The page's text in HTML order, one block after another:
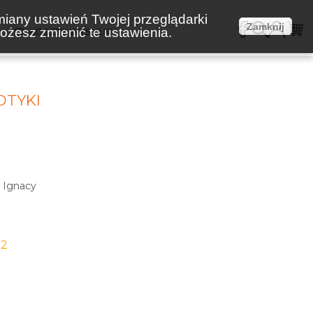
ustawień Twojej przeglądarki
zmienić te ustawienia.
Zamknij
KOSZTY WYSYŁKI
Ignacy